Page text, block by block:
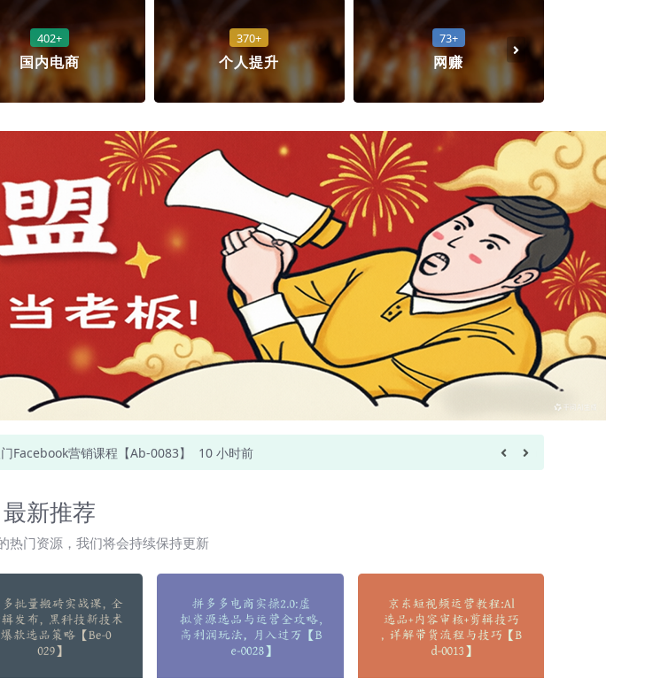
402+
国内电商
370+
个人提升
73+
网赚
Facebook营销课程【Ab-0083】 10 小时前
最新推荐
热门资源，我们将会持续保持更新